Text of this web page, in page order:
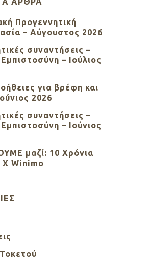
Προγεννητική
– Αύγουστος 2026
συναντήσεις –
– Ιούλιος
για βρέφη και
2026
συναντήσεις –
– Ιούνιος
μαζί: 10 Χρόνια
Winimo
Τοκετού